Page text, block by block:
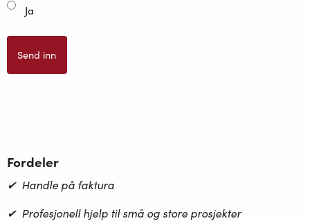
Ja
Fordeler
✔ Handle på faktura
✔ Profesjonell hjelp til små og store prosjekter